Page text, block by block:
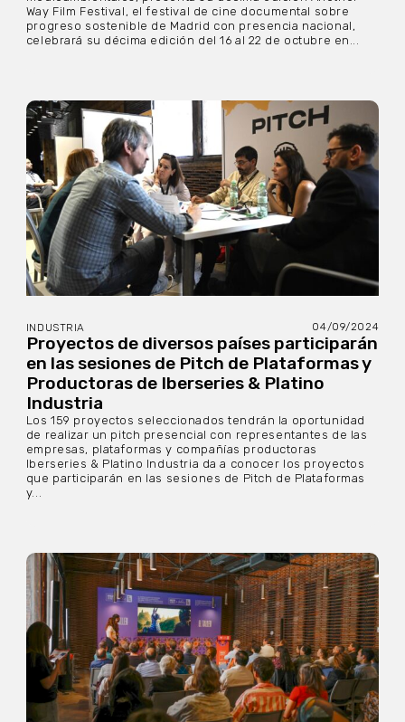
Way Film Festival, el festival de cine documental sobre
progreso sostenible de Madrid con presencia nacional,
celebrará su décima edición del 16 al 22 de octubre en...
INDUSTRIA 04/09/2024
Proyectos de diversos países participarán
en las sesiones de Pitch de Plataformas y
Productoras de Iberseries & Platino
Industria
Los 159 proyectos seleccionados tendrán la oportunidad
de realizar un pitch presencial con representantes de las
empresas, plataformas y compañías productoras
Iberseries & Platino Industria da a conocer los proyectos
que participarán en las sesiones de Pitch de Plataformas
y...